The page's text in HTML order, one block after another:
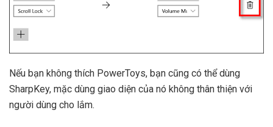
Nếu bạn không thích PowerToys, bạn cũng có thể dùng
SharpKey, mặc dùng giao diện của nó không thân thiện với
người dùng cho lắm.